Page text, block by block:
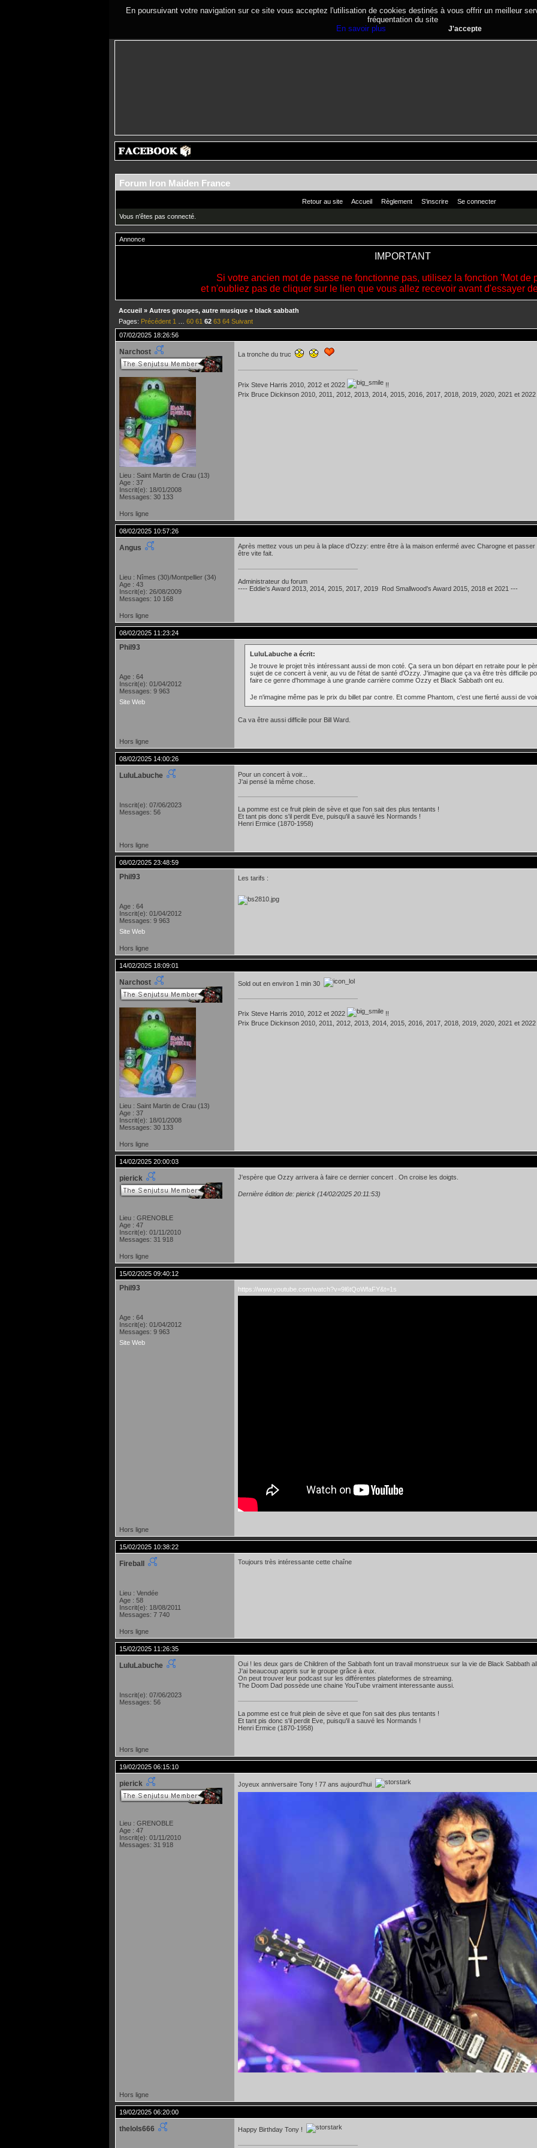
En poursuivant votre navigation sur ce site vous acceptez l'utilisation de cookies destinés à vous offrir un meilleur
fréquentation du site
En savoir plus
J'accepte
Forum Iron Maiden France
Retour au site Accueil Règlement S'inscrire Se connecter
Vous n'êtes pas connecté.
Annonce
IMPORTANT
Si votre ancien mot de passe ne fonctionne pas, utilisez la fonction 'Mot de
et n'oubliez pas de cliquer sur le lien que vous allez recevoir avant d'essayer
Accueil » Autres groupes, autre musique » black sabbath
Pages: Précédent 1 60 61 62 63 64 Suivant
07/02/2025 18:26:56
Narchost
Lieu : Saint Martin de Crau (13)
Age : 37
Inscrit(e): 18/01/2008
Messages: 30 133
La tronche du truc
Prix Steve Harris 2010, 2012 et 2022
!!
Prix Bruce Dickinson 2010, 2011, 2012, 2013, 2014, 2015, 2016, 2017, 2018, 2019, 2020, 2021 et 2022
Hors ligne
08/02/2025 10:57:26
Angus
Lieu : Nîmes (30)/Montpellier (34)
Age : 43
Inscrit(e): 26/08/2009
Messages: 10 168
Après mettez vous un peu à la place d’Ozzy: entre être à la maison enfermé avec Charogne et
être vite fait.
Administrateur du forum
---- Eddie's Award 2013, 2014, 2015, 2017, 2019 Rod Smallwood's Award 2015, 2018 et 2021 ---
Hors ligne
08/02/2025 11:23:24
Phil93
Age : 64
Inscrit(e): 01/04/2012
Messages: 9 963
Site Web
LuluLabuche a écrit:
Je trouve le projet très intéressant aussi de mon coté. Ça sera un bon départ en retraite pour le
sujet de ce concert à venir, au vu de l'état de santé d'Ozzy. J'imagine que ça va être très difficile
faire ce genre d'hommage à une grande carrière comme Ozzy et Black Sabbath ont eu.
Je n'imagine même pas le prix du billet par contre. Et comme Phantom, c'est une fierté aussi de
Ca va être aussi difficile pour Bill Ward.
Hors ligne
08/02/2025 14:00:26
LuluLabuche
Inscrit(e): 07/06/2023
Messages: 56
Pour un concert à voir...
J'ai pensé la même chose.
La pomme est ce fruit plein de sève et que l'on sait des plus tentants !
Et tant pis donc s'il perdit Eve, puisqu'il a sauvé les Normands !
Henri Ermice (1870-1958)
Hors ligne
08/02/2025 23:48:59
Phil93
Age : 64
Inscrit(e): 01/04/2012
Messages: 9 963
Site Web
Les tarifs :
Hors ligne
14/02/2025 18:09:01
Narchost
Lieu : Saint Martin de Crau (13)
Age : 37
Inscrit(e): 18/01/2008
Messages: 30 133
Sold out en environ 1 min 30
Prix Steve Harris 2010, 2012 et 2022
!!
Prix Bruce Dickinson 2010, 2011, 2012, 2013, 2014, 2015, 2016, 2017, 2018, 2019, 2020, 2021 et 2022
Hors ligne
14/02/2025 20:00:03
pierick
Lieu : GRENOBLE
Age : 47
Inscrit(e): 01/11/2010
Messages: 31 918
J'espère que Ozzy arrivera à faire ce dernier concert . On croise les doigts.
Dernière édition de: pierick (14/02/2025 20:11:53)
Hors ligne
15/02/2025 09:40:12
Phil93
Age : 64
Inscrit(e): 01/04/2012
Messages: 9 963
Site Web
https://www.youtube.com/watch?v=9l6tQoWfaFY&t=1s
Hors ligne
15/02/2025 10:38:22
Fireball
Lieu : Vendée
Age : 58
Inscrit(e): 18/08/2011
Messages: 7 740
Toujours très intéressante cette chaîne
Hors ligne
15/02/2025 11:26:35
LuluLabuche
Inscrit(e): 07/06/2023
Messages: 56
Oui ! les deux gars de Children of the Sabbath font un travail monstrueux sur la vie de Black Sabbath
J'ai beaucoup appris sur le groupe grâce à eux.
On peut trouver leur podcast sur les différentes plateformes de streaming.
The Doom Dad possède une chaine YouTube vraiment interessante aussi.
La pomme est ce fruit plein de sève et que l'on sait des plus tentants !
Et tant pis donc s'il perdit Eve, puisqu'il a sauvé les Normands !
Henri Ermice (1870-1958)
Hors ligne
19/02/2025 06:15:10
pierick
Lieu : GRENOBLE
Age : 47
Inscrit(e): 01/11/2010
Messages: 31 918
Joyeux anniversaire Tony ! 77 ans aujourd'hui
Hors ligne
19/02/2025 06:20:00
thelols666 Happy Birthday Tony !